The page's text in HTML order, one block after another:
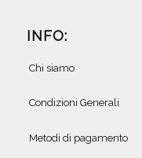
INFO:
Chi siamo
Condizioni Generali
Metodi di pagamento